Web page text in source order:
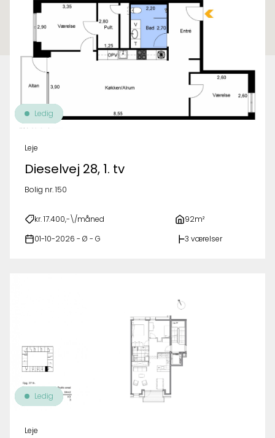
Ledig
Leje
Dieselvej 28, 1. tv
Bolig nr. 150
kr. 17.400,-\/måned 92m²
01-10-2026 - Ø - G 3 værelser
Ledig
Leje